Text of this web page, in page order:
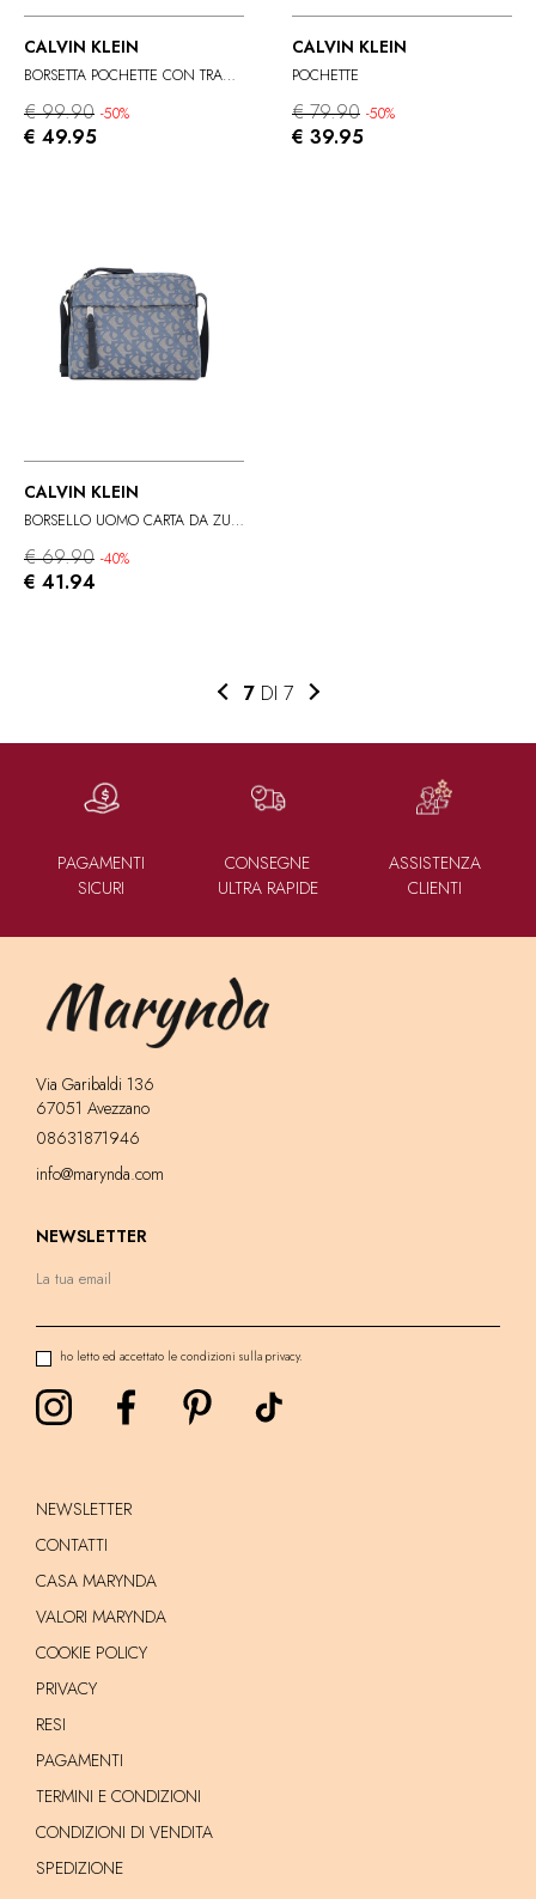
CALVIN KLEIN
BORSETTA POCHETTE CON TRACOLLA
€ 99.90 -50%
€ 49.95
CALVIN KLEIN
POCHETTE
€ 79.90 -50%
€ 39.95
CALVIN KLEIN
BORSELLO UOMO CARTA DA ZUCCHERO
€ 69.90 -40%
€ 41.94
7DI 7
PAGAMENTI
SICURI
CONSEGNE
ULTRA RAPIDE
ASSISTENZA
CLIENTI
Via Garibaldi 136
67051 Avezzano
08631871946
info@marynda.com
NEWSLETTER
ho letto ed accettato le condizioni sulla privacy.
NEWSLETTER
CONTATTI
CASA MARYNDA
VALORI MARYNDA
COOKIE POLICY
PRIVACY
RESI
PAGAMENTI
TERMINI E CONDIZIONI
CONDIZIONI DI VENDITA
SPEDIZIONE